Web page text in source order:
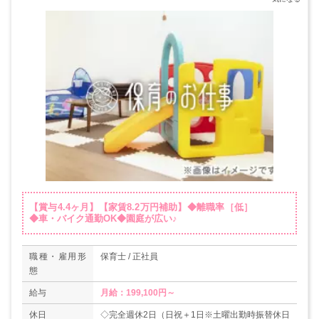
【賞与4.4ヶ月】【家賃8.2万円補助】◆離職率［低］
◆車・バイク通勤OK◆園庭が広い♪
職種・雇用形
態
保育士 / 正社員
給与
休日
◇完全週休2日（日祝＋1日※土曜出勤時振替休日